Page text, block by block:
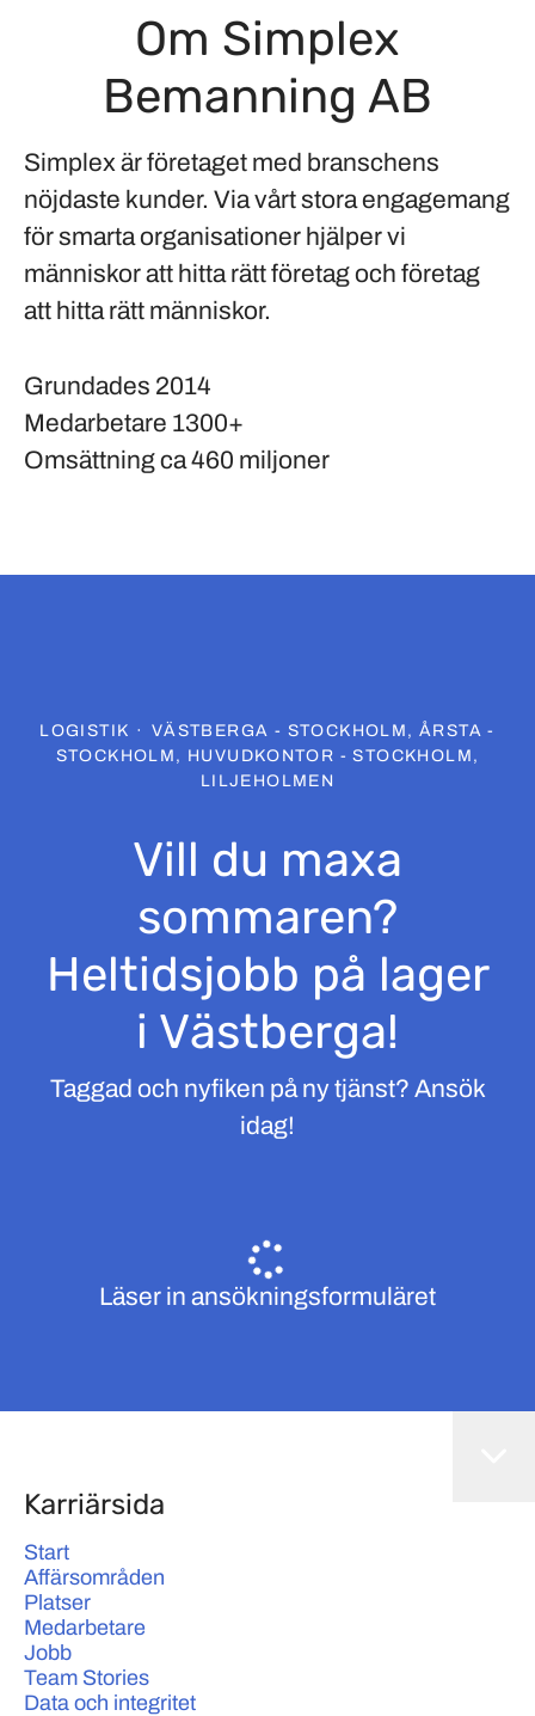
Om Simplex
Bemanning AB
Simplex är företaget med branschens
nöjdaste kunder. Via vårt stora engagemang
för smarta organisationer hjälper vi
människor att hitta rätt företag och företag
att hitta rätt människor.
Grundades 2014
Medarbetare 1300+
Omsättningca 460 miljoner
LOGISTIK ·
VÄSTBERGA - STOCKHOLM, ÅRSTA -
STOCKHOLM, HUVUDKONTOR - STOCKHOLM,
LILJEHOLMEN
Vill du maxa
sommaren?
Heltidsjobb på lager
i Västberga!
Taggad och nyfiken på ny tjänst? Ansök
idag!
Läser in ansökningsformuläret
Karriärsida
Start
Affärsområden
Platser
Medarbetare
Jobb
Team Stories
Data och integritet